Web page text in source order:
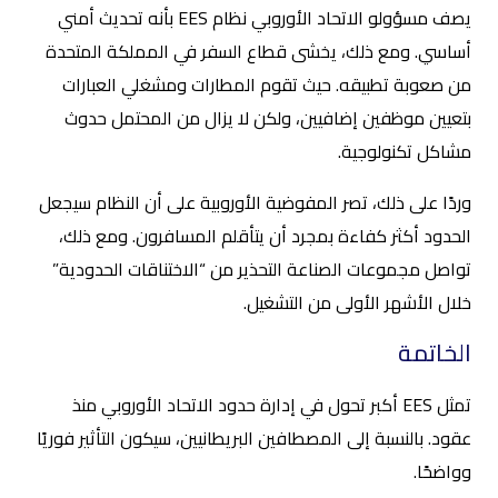
يصف مسؤولو الاتحاد الأوروبي نظام EES بأنه تحديث أمني
أساسي. ومع ذلك، يخشى قطاع السفر في المملكة المتحدة
من صعوبة تطبيقه. حيث تقوم المطارات ومشغلي العبارات
بتعيين موظفين إضافيين، ولكن لا يزال من المحتمل حدوث
مشاكل تكنولوجية.
وردًا على ذلك، تصر المفوضية الأوروبية على أن النظام سيجعل
الحدود أكثر كفاءة بمجرد أن يتأقلم المسافرون. ومع ذلك،
تواصل مجموعات الصناعة التحذير من “الاختناقات الحدودية”
خلال الأشهر الأولى من التشغيل.
الخاتمة
تمثل EES أكبر تحول في إدارة حدود الاتحاد الأوروبي منذ
عقود. بالنسبة إلى المصطافين البريطانيين، سيكون التأثير فوريًا
وواضحًا.